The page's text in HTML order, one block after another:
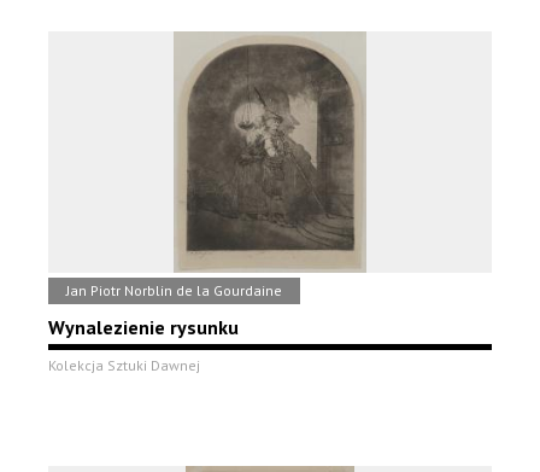
Jan Piotr Norblin de la Gourdaine
Wynalezienie rysunku
Kolekcja Sztuki Dawnej